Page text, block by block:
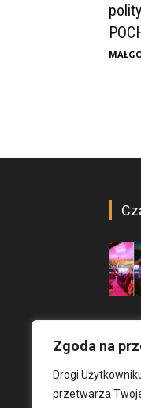
Zgoda na
Drogi
przetwarza